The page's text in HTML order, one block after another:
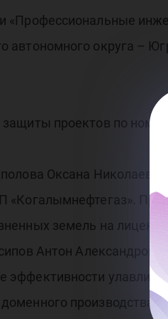
«Профессиональные
автономного округа –
защиты проектов по
Оксана
«Когалымнефтегаз».
земель на
Антон
эффективности
производства